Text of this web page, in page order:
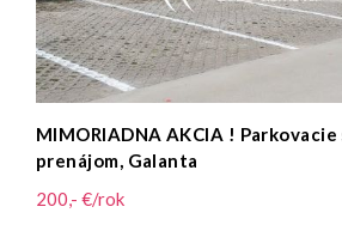
MIMORIADNA AKCIA !
prenájom, Galanta
200,- €/rok